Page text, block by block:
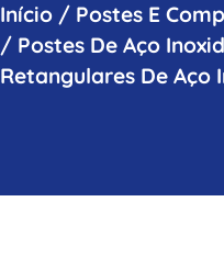
Início / Postes E
/ Postes De Aço
Retangulares De Aço